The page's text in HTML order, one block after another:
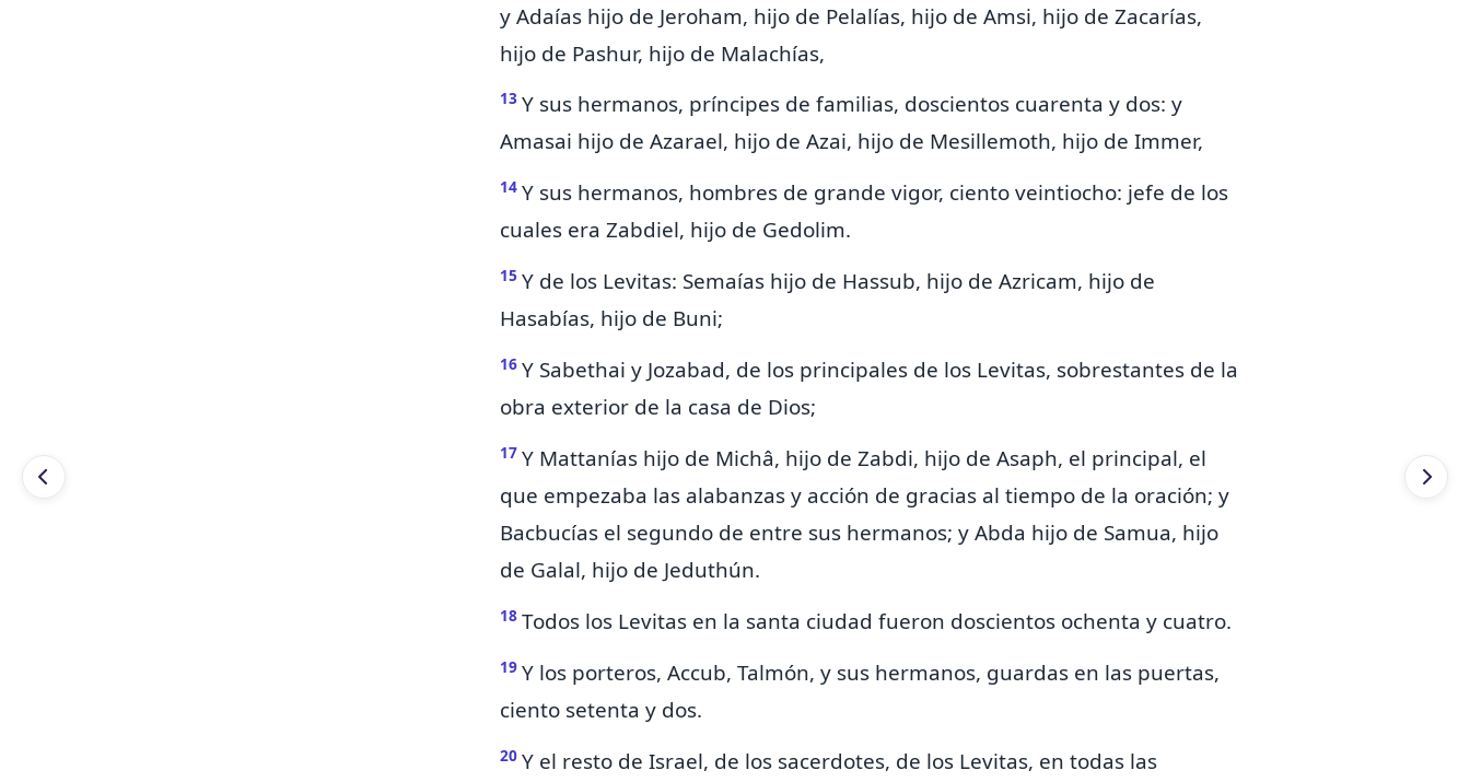
y Adaías hijo de Jeroham, hijo de Pelalías, hijo de Amsi, hijo de Zacarías,
hijo de Pashur, hijo de Malachías,
13 Y sus hermanos, príncipes de familias, doscientos cuarenta y dos: y
Amasai hijo de Azarael, hijo de Azai, hijo de Mesillemoth, hijo de Immer,
14 Y sus hermanos, hombres de grande vigor, ciento veintiocho: jefe de los
cuales era Zabdiel, hijo de Gedolim.
15 Y de los Levitas: Semaías hijo de Hassub, hijo de Azricam, hijo de
Hasabías, hijo de Buni;
16 Y Sabethai y Jozabad, de los principales de los Levitas, sobrestantes de la
obra exterior de la casa de Dios;
17 Y Mattanías hijo de Michâ, hijo de Zabdi, hijo de Asaph, el principal, el
que empezaba las alabanzas y acción de gracias al tiempo de la oración; y
Bacbucías el segundo de entre sus hermanos; y Abda hijo de Samua, hijo
de Galal, hijo de Jeduthún.
18 Todos los Levitas en la santa ciudad fueron doscientos ochenta y cuatro.
19 Y los porteros, Accub, Talmón, y sus hermanos, guardas en las puertas,
ciento setenta y dos.
20 Y el resto de Israel, de los sacerdotes, de los Levitas, en todas las